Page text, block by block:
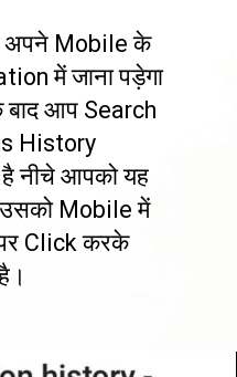
silk is
strength
carbon
Mobile के
में जाना पड़ेगा
बाद आप Search
History
नीचे आपको यह
Mobile में
Click करके